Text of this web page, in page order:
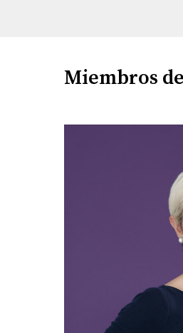
Miembros